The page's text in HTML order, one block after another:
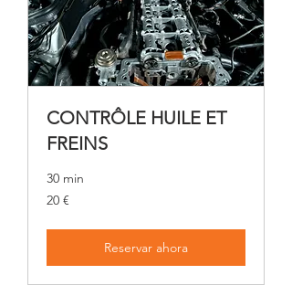
CONTRÔLE HUILE ET
FREINS
30 min
20
euros
20 €
Reservar ahora